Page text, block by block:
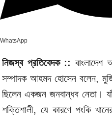
WhatsApp
নিজস্ব প্রতিবেদক ::বাংলাদেশ
সম্পাদক আহমদ হোসেন বলেন,
ছিলেন একজন জনবান্ধব নেতা।
শক্তিশালী, যে কারণে পংকি